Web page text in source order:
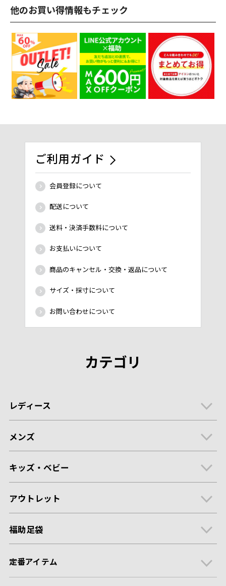
他のお買い得情報もチェック
ご利用ガイド
会員登録について
配送について
送料・決済手数料について
お支払いについて
商品のキャンセル・交換・返品について
サイズ・採寸について
お問い合わせについて
カテゴリ
レディース
メンズ
キッズ・ベビー
アウトレット
福助足袋
定番アイテム